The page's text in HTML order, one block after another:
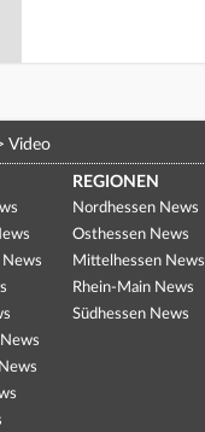
Video
News
REGIONEN
Nordhessen News
Osthessen News
Mittelhessen News
Rhein-Main News
Südhessen News